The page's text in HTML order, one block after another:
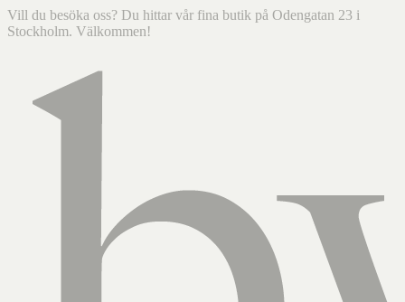
Vill du besöka oss? Du hittar vår fina butik på Odengatan 23 i
Stockholm. Välkommen!